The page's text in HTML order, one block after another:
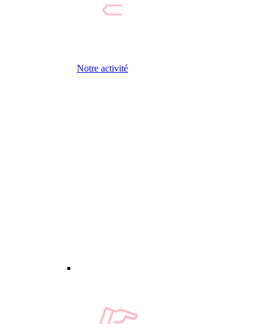
Notre activité